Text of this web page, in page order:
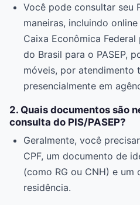
Você pode consultar seu
maneiras, incluindo
Caixa Econômica
do Brasil para o PASEP,
móveis, por atendimento
presencialmente em
2. Quais documentos são
consulta do PIS/PASEP?
Geralmente, você
CPF, um documento de
(como RG ou CNH) e um
residência.